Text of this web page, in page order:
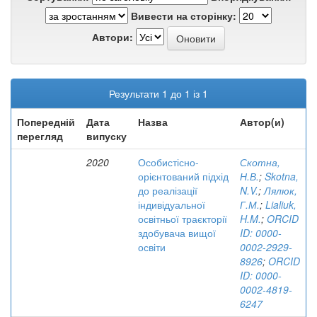
Вивести на сторінку:
Автори:
Результати 1 до 1 із 1
Попередній
перегляд
Дата
випуску
Назва Автор(и)
2020
Особистісно-
орієнтований підхід
до реалізації
індивідуальної
освітньої траєкторії
здобувача вищої
освіти
Скотна,
Н.В.; Skotna,
N.V.;Лялюк,
Г.М.; Lialiuk,
H.M.; ORCID
ID: 0000-
0002-2929-
8926; ORCID
ID: 0000-
0002-4819-
6247